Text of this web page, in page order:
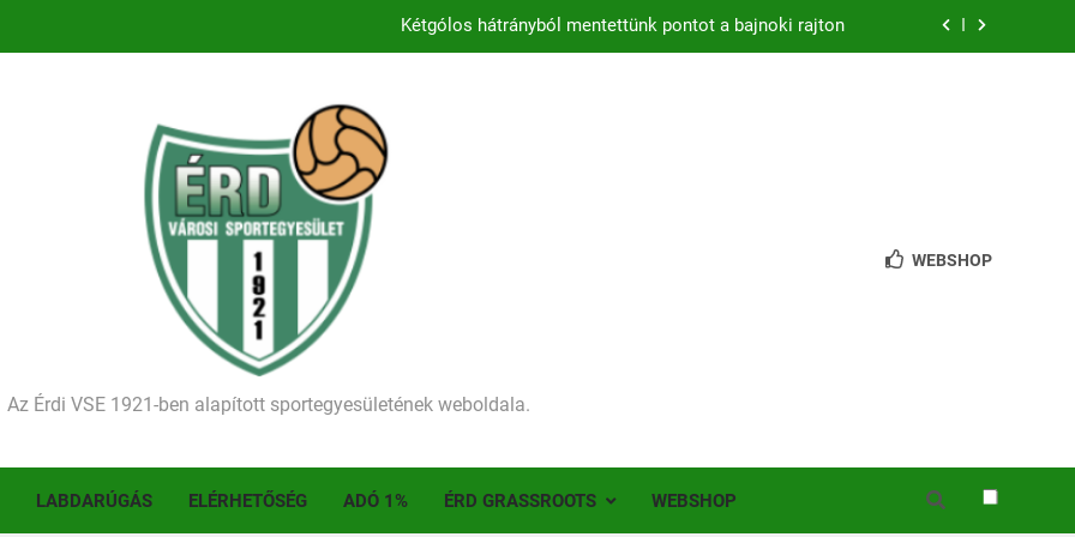
Kétgólos hátrányból mentettünk pontot a bajnoki rajton
Történelmet írt az I. Érdi Football Fesztivál – több mint 200 játékos lépett pályára Érden
Ellenfelünk visszalépése miatt játék nélkül jutottunk tovább a MOL Magyar Kupában
Kezdődik a 2026–2027-es szezon – hazai pályán rajtol az Érdi VSE!
Történelmet írt az I. Érdi Football Fesztivál – több mint 200 játékos lépett pályára Érden
Az Érdi VSE 1921-ben alapított sportegyesületének weboldala.
WEBSHOP
LABDARÚGÁS ELÉRHETŐSÉG ADÓ 1% ÉRD GRASSROOTS WEBSHOP